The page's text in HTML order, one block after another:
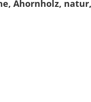
Ahornholz, natur,